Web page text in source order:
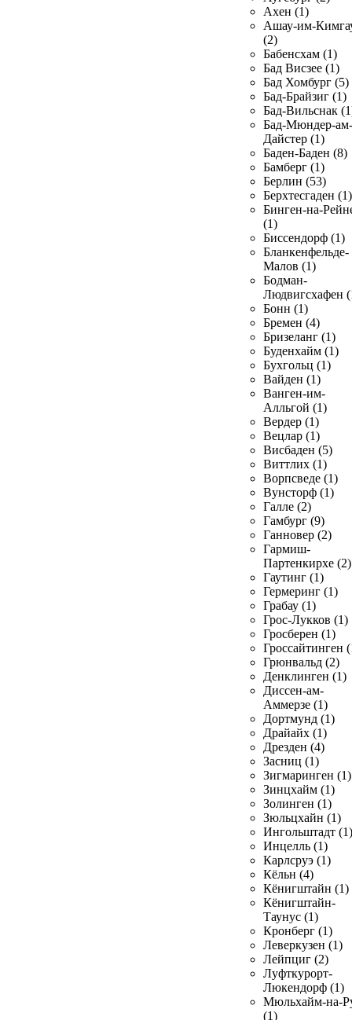
Ахен (1)
Ашау-им-
(2)
Бабенсхам (1)
Бад Висзее (1)
Бад Хомбург (5)
Бад-Брайзиг (1)
Бад-Вильснак
Бад-Мюндер-ам-
Дайстер (1)
Баден-Баден (8)
Бамберг (1)
Берлин (53)
Берхтесгаден (1)
Бинген-на-
(1)
Биссендорф (1)
Бланкенфельде-
Малов (1)
Бодман-
Людвигсхафен
Бонн (1)
Бремен (4)
Бризеланг (1)
Буденхайм (1)
Бухгольц (1)
Вайден (1)
Ванген-им-
Алльгой (1)
Вердер (1)
Вецлар (1)
Висбаден (5)
Виттлих (1)
Ворпсведе (1)
Вунсторф (1)
Галле (2)
Гамбург (9)
Ганновер (2)
Гармиш-
Партенкирхе (2)
Гаутинг (1)
Гермеринг (1)
Грабау (1)
Грос-Лукков (1)
Гросберен (1)
Гроссайтинген
Грюнвальд (2)
Денклинген (1)
Диссен-ам-
Аммерзе (1)
Дортмунд (1)
Драйайх (1)
Дрезден (4)
Засниц (1)
Зигмаринген (1)
Зинцхайм (1)
Золинген (1)
Зюльцхайн (1)
Ингольштадт (1)
Инцелль (1)
Карлсруэ (1)
Кёльн (4)
Кёнигштайн (1)
Кёнигштайн-
Таунус (1)
Кронберг (1)
Леверкузен (1)
Лейпциг (2)
Луфткурорт-
Люкендорф (1)
Мюльхайм-на-
(1)